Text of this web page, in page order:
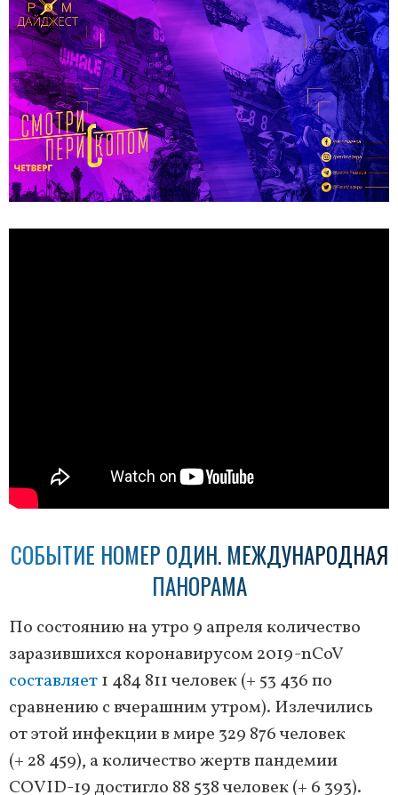
СОБЫТИЕ НОМЕР ОДИН. МЕЖДУНАРОДНАЯ
ПАНОРАМА
По состоянию на утро 9 апреля количество
заразившихся коронавирусом 2019-nCoV
составляет1 484 811 человек (+ 53 436 по
сравнению с вчерашним утром). Излечились
от этой инфекции в мире 329 876 человек
(+ 28 459), а количество жертв пандемии
COVID-19 достигло 88 538 человек (+ 6 393).